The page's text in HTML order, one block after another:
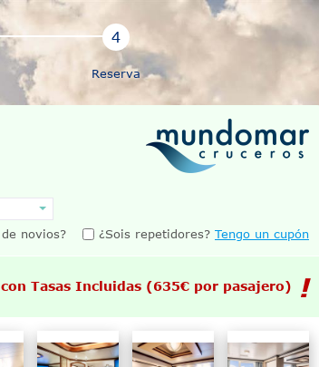
Reserva
novios?
¿Sois repetidores? Tengo un cupón
con Tasas Incluidas (635€ por pasajero)